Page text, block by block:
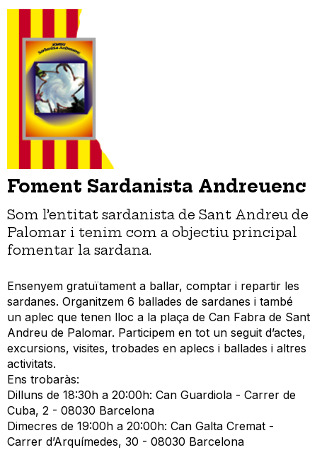
Foment Sardanista Andreuenc
Som l’entitat sardanista de Sant Andreu de
Palomar i tenim com a objectiu principal
fomentar la sardana.
Ensenyem gratuïtament a ballar, comptar i repartir les
sardanes. Organitzem 6 ballades de sardanes i també
un aplec que tenen lloc a la plaça de Can Fabra de Sant
Andreu de Palomar. Participem en tot un seguit d’actes,
excursions, visites, trobades en aplecs i ballades i altres
activitats.
Ens trobaràs:
Dilluns de 18:30h a 20:00h: Can Guardiola - Carrer de
Cuba, 2 - 08030 Barcelona
Dimecres de 19:00h a 20:00h: Can Galta Cremat -
Carrer d’Arquímedes, 30 - 08030 Barcelona